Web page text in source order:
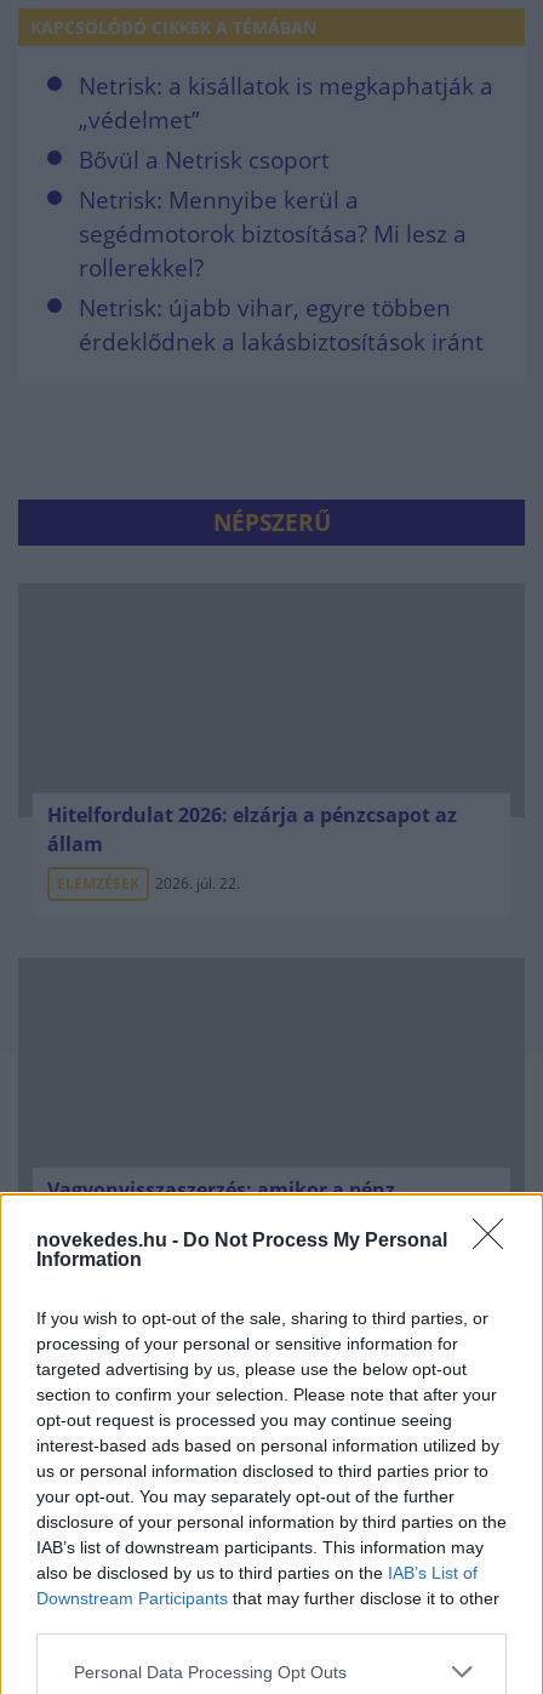
novekedes.hu - Do Not Process My Personal
Information
If you wish to opt-out of the sale, sharing to third parties, or
processing of your personal or sensitive information for
targeted advertising by us, please use the below opt-out
section to confirm your selection. Please note that after your
opt-out request is processed you may continue seeing
interest-based ads based on personal information utilized by
us or personal information disclosed to third parties prior to
your opt-out. You may separately opt-out of the further
disclosure of your personal information by third parties on the
IAB’s list of downstream participants. This information may
also be disclosed by us to third parties on the IAB’s List of
Downstream Participants that may further disclose it to other
Please note that this website/app uses one or more Google
Personal Data Processing Opt Outs
KAPCSOLÓDÓ CIKKEK A TÉMÁBAN
Netrisk: a kisállatok is megkaphatják a
„védelmet”
Bővül a Netrisk csoport
Netrisk: Mennyibe kerül a
segédmotorok biztosítása? Mi lesz a
rollerekkel?
Netrisk: újabb vihar, egyre többen
érdeklődnek a lakásbiztosítások iránt
NÉPSZERŰ
Hitelfordulat 2026: elzárja a pénzcsapot az
állam
ELEMZÉSEK 2026. júl. 22.
Vagyonvisszaszerzés: amikor a pénz
ELEMZÉSEK
Kéthónapos a Tisza-kormány: íme a mérleg!
ELEMZÉSEK 2026. júl. 21.